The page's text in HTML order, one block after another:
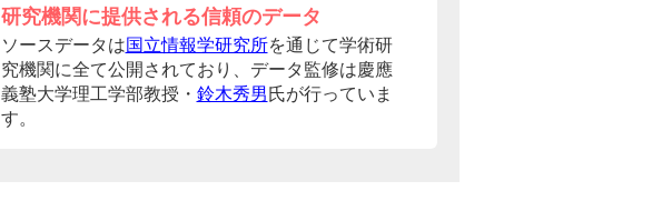
研究機関に提供される信頼のデータ
ソースデータは国立情報学研究所を通じて学術研
究機関に全て公開されており、データ監修は慶應
義塾大学理工学部教授・ 鈴木秀男 氏が行っていま
す。